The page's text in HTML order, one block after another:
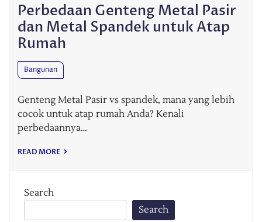
Perbedaan Genteng Metal Pasir
dan Metal Spandek untuk Atap
Rumah
Bangunan
Genteng Metal Pasir vs spandek, mana yang lebih
cocok untuk atap rumah Anda? Kenali
perbedaannya…
READ MORE
Search
Search